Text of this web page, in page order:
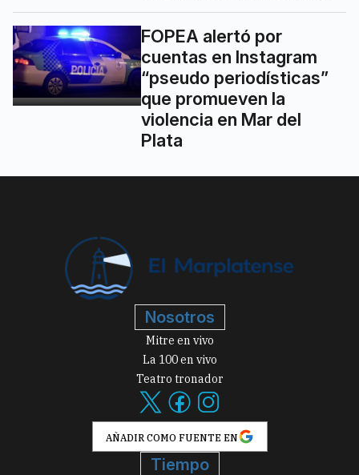
FOPEA alertó por
cuentas en Instagram
“pseudo periodísticas”
que promueven la
violencia en Mar del
Plata
Nosotros
Mitre en vivo
La 100 en vivo
Teatro tronador
AÑADIR COMO FUENTE EN
Tiempo